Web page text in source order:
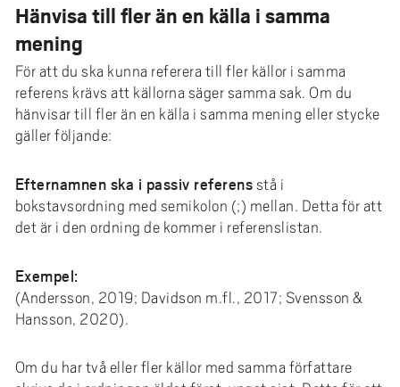
Hänvisa till fler än en källa i samma
mening
För att du ska kunna referera till fler källor i samma
referens krävs att källorna säger samma sak. Om du
hänvisar till fler än en källa i samma mening eller stycke
gäller följande:
Efternamnen ska i passiv referens stå i
bokstavsordning med semikolon (;) mellan. Detta för att
det är i den ordning de kommer i referenslistan.
Exempel:
(Andersson, 2019; Davidson m.fl., 2017; Svensson &
Hansson, 2020).
Om du har två eller fler källor med samma författare